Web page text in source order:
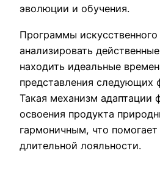
эволюции и обучения.
Программы
анализировать
находить идеальные
представления следующих
Такая механизм адаптации
освоения продукта
гармоничным, что
длительной лояльности.